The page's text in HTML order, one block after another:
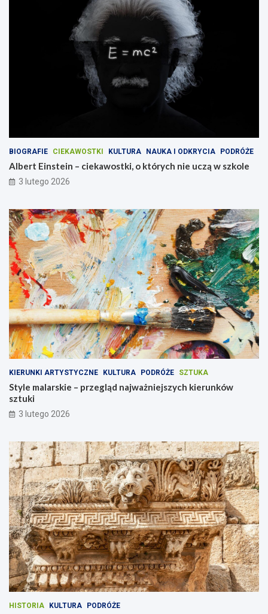
BIOGRAFIE CIEKAWOSTKI KULTURA NAUKA I ODKRYCIA PODRÓŻE
Albert Einstein – ciekawostki, o których nie uczą w szkole
3 lutego 2026
KIERUNKI ARTYSTYCZNE KULTURA PODRÓŻE SZTUKA
Style malarskie – przegląd najważniejszych kierunków
sztuki
3 lutego 2026
HISTORIA KULTURA PODRÓŻE